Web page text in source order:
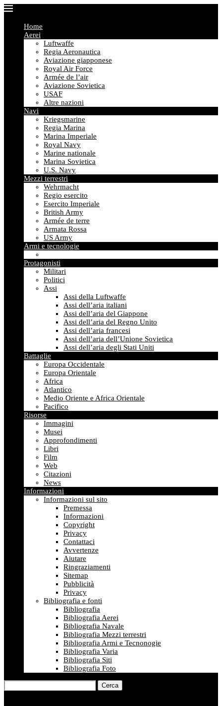
Home
Aerei
Luftwaffe
Regia Aeronautica
Aviazione giapponese
Royal Air Force
Armée de l’air
Aviazione Sovietica
USAF
Altre nazioni
Navi
Kriegsmarine
Regia Marina
Marina Imperiale
Royal Navy
Marine nationale
Marina Sovietica
U.S. Navy
Mezzi terrestri
Wehrmacht
Regio esercito
Esercito Imperiale
British Army
Armée de terre
Armata Rossa
US Army
Armi e tecnologie
Protagonisti
Militari
Politici
Assi
Assi della Luftwaffe
Assi dell’aria italiani
Assi dell’aria del Giappone
Assi dell’aria del Regno Unito
Assi dell’aria francesi
Assi dell’aria dell’Unione Sovietica
Assi dell’aria degli Stati Uniti
Battaglie
Europa Occidentale
Europa Orientale
Africa
Atlantico
Medio Oriente e Africa Orientale
Pacifico
Risorse
Immagini
Musei
Approfondimenti
Libri
Film
Web
Citazioni
News
Informazioni
Informazioni sul sito
Premessa
Informazioni
Copyright
Privacy
Contattaci
Avvertenze
Aiutare
Ringraziamenti
Sitemap
Pubblicità
Privacy
Bibliografia e fonti
Bibliografia
Bibliografia Aerei
Bibliografia Navale
Bibliografia Mezzi terrestri
Bibliografia Armi e Tecnonogie
Bibliografia Varia
Bibliografia Siti
Bibliografia Foto
Cerca